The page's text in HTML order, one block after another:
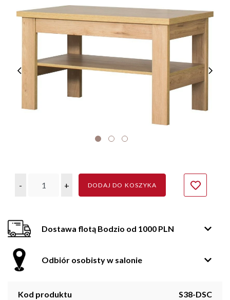
- + DODAJ DO KOSZYKA
Dostawa flotą Bodzio od 1000 PLN
Odbiór osobisty w salonie
Kod produktu S38-DSC